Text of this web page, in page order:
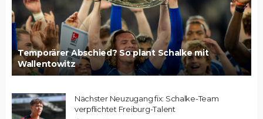
Temporärer Abschied? So plant Schalke mit
Wallentowitz
Nächster Neuzugang fix: Schalke-Team
verpflichtet Freiburg-Talent